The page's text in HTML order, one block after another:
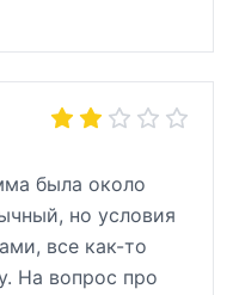
была около
но условия
все как-то
На вопрос про